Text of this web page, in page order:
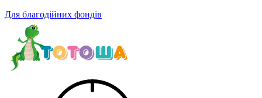
Для благодійних фондів